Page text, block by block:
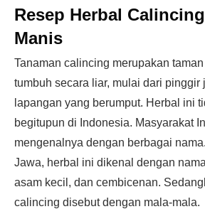
Resep Herbal
Manis
Tanaman calincing merupakan
tumbuh secara liar, mulai dari pinggir
lapangan yang berumput. Herbal ini
begitupun di Indonesia. Masyarakat
mengenalnya dengan berbagai
Jawa, herbal ini dikenal dengan
asam kecil, dan cembicenan.
calincing disebut dengan mala-mala.